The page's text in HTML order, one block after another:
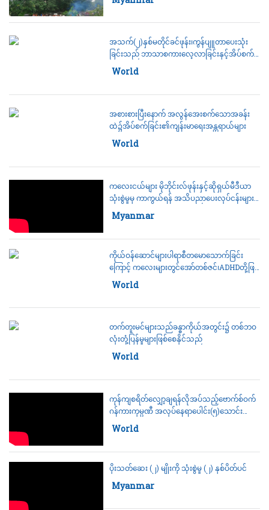
အသက်(၂)နှစ်မတိုင်ခင်ဖုန်း၊ကွန်ပျူတာပေးသုံး
ခြင်းသည် ဘာသာစကားလေ့လာခြင်းနှင့်အိပ်စက်
ခြင်းတို့ကိုအနှောင့်အယှက်ဖြစ်စေနိုင်သည်
Category:
World
အစားစားပြီးနောက် အလွန်အေးစက်သောအခန်း
ထဲ၌အိပ်စက်ခြင်း၏ကျန်းမာရေးအန္တရာယ်များ
Category:
World
ကလေးငယ်များ မိုဘိုင်းလ်ဖုန်းနှင့်ဆိုရှယ်မီဒီယာ
သုံးစွဲမှုမှ ကာကွယ်ရန် အသိပညာပေးလုပ်ငန်းများ
ဆက်လက်ဆောင်ရွက်မည်
Category:
Myanmar
ကိုယ်ဝန်ဆောင်များပါရာစီတမောသောက်ခြင်း
ကြောင့် ကလေးများတွင်အော်တစ်ဇင်၊ADHDတို့ဖြစ်
စေနိုင်သလား
Category:
World
တက်တူးမင်များသည်ခန္ဓာကိုယ်အတွင်း၌ တစ်ဘဝ
လုံးတုံ့ပြန်မှုများဖြစ်စေနိုင်သည်
Category:
World
ကုန်ကျစရိတ်လျှော့ချရန်လိုအပ်သည့်ဗောက်စ်ဝက်
ဂန်ကားကုမ္ပဏီ အလုပ်နေရာပေါင်း(၅)သောင်းကျော်
လျှော့ချဖွယ်ရှိသည်
Category:
World
ပိုးသတ်ဆေး (၂) မျိုးကို သုံးစွဲမှု (၂) နှစ်ပိတ်ပင်
Category:
Myanmar